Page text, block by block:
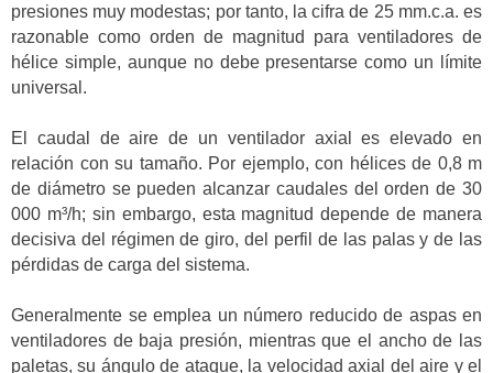
presiones muy modestas; por tanto, la cifra de 25 mm.c.a. es
razonable como orden de magnitud para ventiladores de
hélice simple, aunque no debe presentarse como un límite
universal.
El caudal de aire de un ventilador axial es elevado en
relación con su tamaño. Por ejemplo, con hélices de 0,8 m
de diámetro se pueden alcanzar caudales del orden de 30
000 m³/h; sin embargo, esta magnitud depende de manera
decisiva del régimen de giro, del perfil de las palas y de las
pérdidas de carga del sistema.
Generalmente se emplea un número reducido de aspas en
ventiladores de baja presión, mientras que el ancho de las
paletas, su ángulo de ataque, la velocidad axial del aire y el